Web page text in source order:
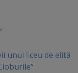
unui liceu de elită